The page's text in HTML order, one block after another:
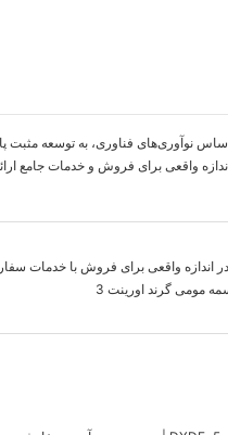
واقعی برای فروش و خدمات جامع